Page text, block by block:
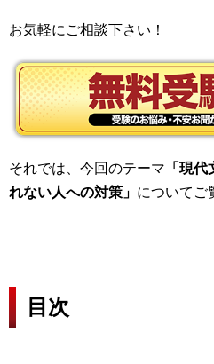
お気軽にご相談下さい！
それでは、今回のテーマ 「現
れない人への対策 」 についてご
目次